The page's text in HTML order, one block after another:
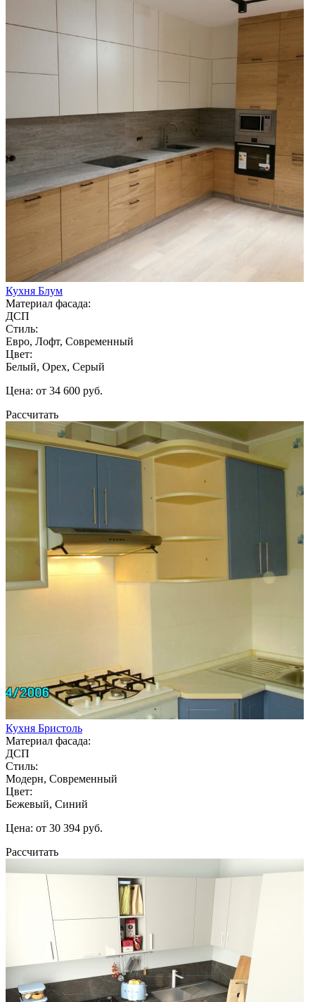
Кухня Блум
Материал фасада:
ДСП
Стиль:
Евро, Лофт, Современный
Цвет:
Белый, Орех, Серый
Цена: от 34 600 руб.
Рассчитать
Кухня Бристоль
Материал фасада:
ДСП
Стиль:
Модерн, Современный
Цвет:
Бежевый, Синий
Цена: от 30 394 руб.
Рассчитать